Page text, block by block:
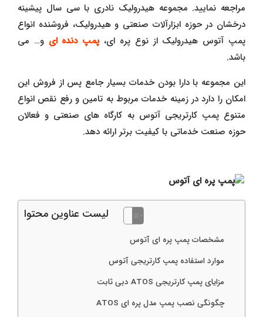
مراجعه نمایید. مجموعه هیدرولیک نادری با سی سال پیشینه
درخشان در حوزه ابزارآلات صنعتی و هیدرولیک، فروشنده انواع
پمپ آتوس هیدرولیک از نوع پره ای،پمپ دنده ای و… می
باشد.
این مجموعه با دارا بودن خدمات بسیار جامع پس از فروش این
امکان را دارد در زمینه خدمات مربوط به تامین و رفع نقص انواع
متنوع پمپ کارتریجی آتوس به کارگاه های صنعتی و فعالان
حوزه صنعت خدماتی با کیفیت برتر ارائه دهد.
لیست عناوین محتوا
مشخصات پمپ پره ای آتوس
موارد استفاده پمپ کارتریجی آتوس
مزایای پمپ کارتریجی ATOS دبی ثابت
چگونگی نصب پمپ مدل پره ای ATOS